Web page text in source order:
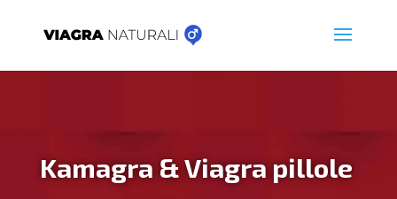
Kamagra & Viagra pillole